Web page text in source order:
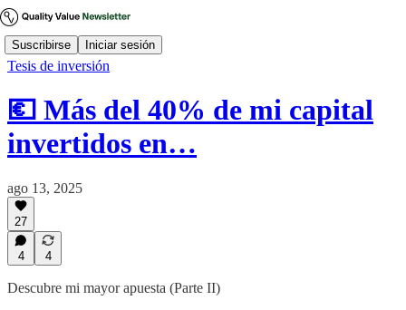
Suscribirse Iniciar sesión
Tesis de inversión
💶 Más del 40% de mi capital
invertidos en…
ago 13, 2025
27
4 4
Descubre mi mayor apuesta (Parte II)